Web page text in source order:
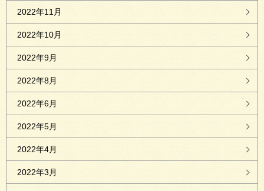
2022年11月
2022年10月
2022年9月
2022年8月
2022年6月
2022年5月
2022年4月
2022年3月